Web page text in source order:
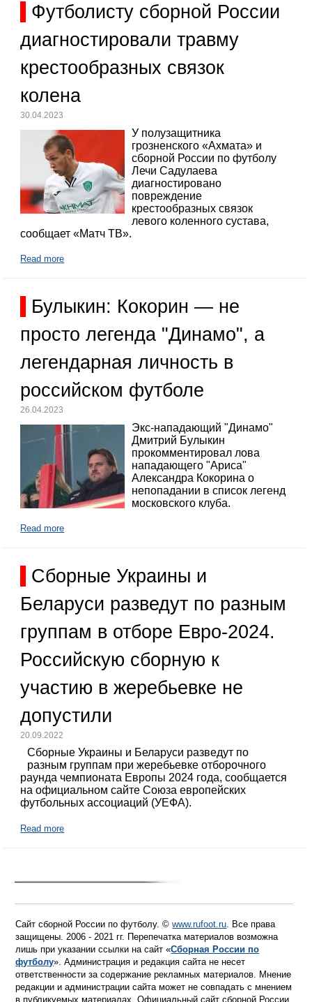
Футболисту сборной России
диагностировали травму
крестообразных связок
колена
30.04.2023
У полузащитника
грозненского «Ахмата» и
сборной России по футболу
Лечи Садулаева
диагностировано
повреждение
крестообразных связок
левого коленного сустава,
сообщает «Матч ТВ».
Read more
Булыкин: Кокорин — не
просто легенда "Динамо", а
легендарная личность в
российском футболе
26.04.2023
Экс-нападающий "Динамо"
Дмитрий Булыкин
прокомментировал лова
нападающего "Ариса"
Александра Кокорина о
непопадании в список легенд
московского клуба.
Read more
Сборные Украины и
Беларуси разведут по разным
группам в отборе Евро-2024.
Российскую сборную к
участию в жеребьевке не
допустили
20.09.2022
Сборные Украины и Беларуси разведут по
разным группам при жеребьевке отборочного
раунда чемпионата Европы 2024 года, сообщается
на официальном сайте Союза европейских
футбольных ассоциаций (УЕФА).
Read more
Сайт сборной России по футболу. ©www.rufoot.ru. Все права
защищены. 2006 - 2021 гг. Перепечатка материалов возможна
лишь при указании ссылки на сайт «Сборная России по
футболу». Администрация и редакция сайта не несет
ответственности за содержание рекламных материалов. Мнение
редакции и администрации сайта может не совпадать с мнением
в публикуемых материалах. Официальный сайт сборной России